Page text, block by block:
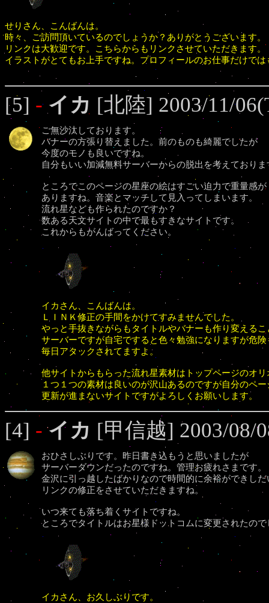
せりさん、こんばんは。
時々、ご訪問頂いているのでしょうか？ありがとうございます。
リンクは大歓迎です。こちらからもリンクさせていただきます。
イラストがとてもお上手ですね。プロフィールのお仕事だけで
[5] - イカ [北陸] 2003/11/
ご無沙汰しております。
バナーの方張り替えました。前のものも綺麗でしたが
今度のモノも良いですね。
自分もいい加減無料サーバーからの脱出を考えておりま
ところでこのページの星座の絵はすごい迫力で重量感が
ありますね。音楽とマッチして見入ってしまいます。
流れ星なども作られたのですか？
数ある天文サイトの中で最もすきなサイトです。
これからもがんばってください。
イカさん、こんばんは。
ＬＩＮＫ修正の手間をかけてすみませんでした。
やっと手抜きながらもタイトルやバナーも作り変える
サーバーですが自宅ですると色々勉強になりますが危
毎日アタックされてますよ。
他サイトからもらった流れ星素材はトップページのオ
１つ１つの素材は良いのが沢山あるのですが自分のペ
更新が進まないサイトですがよろしくお願いします。
[4] - イカ [甲信越] 2003/08/
おひさしぶりです。昨日書き込もうと思いましたが
サーバーダウンだったのですね。管理お疲れさまです。
金沢に引っ越したばかりなので時間的に余裕ができしだ
リンクの修正をさせていただきますね。
いつ来ても落ち着くサイトですね。
ところでタイトルはお星様ドットコムに変更されたの
イカさん、お久しぶりです。